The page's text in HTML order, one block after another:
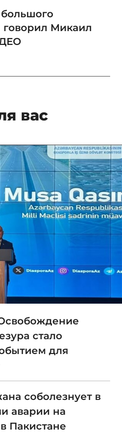
Микаил
вас
стало
для
соболезнует в
аварии на
Пакистане